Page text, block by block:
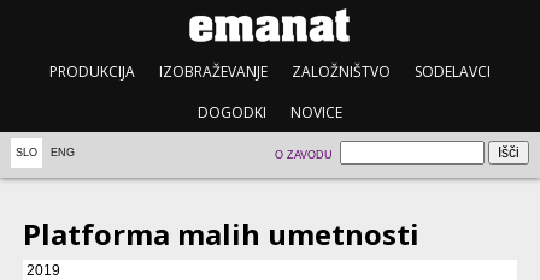
PRODUKCIJA IZOBRAŽEVANJE ZALOŽNIŠTVO SODELAVCI
DOGODKI NOVICE
SLO ENG O ZAVODU
Platforma malih umetnosti
2019